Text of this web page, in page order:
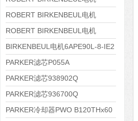
8APE100L-2 IE3
ROBERT BIRKENBEUL电机
8APE90S-4 IE3
ROBERT BIRKENBEUL电机
8APE80M-2K-IE3
BIRKENBEUL电机6APE90L-8-IE2
PARKER滤芯P055A
PARKER滤芯938902Q
PARKER滤芯936700Q
PARKER冷却器PWO B120THx60